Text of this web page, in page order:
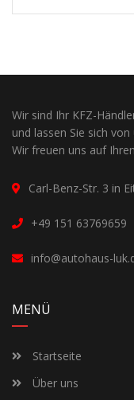
Wir sind Ihr KFZ-
und lassen Sie sich
Wir freuen uns auf
Carl-Benz-Str. 3 in
+49 151 63769659
info@autohaus-
MENÜ
Startseite
Über uns